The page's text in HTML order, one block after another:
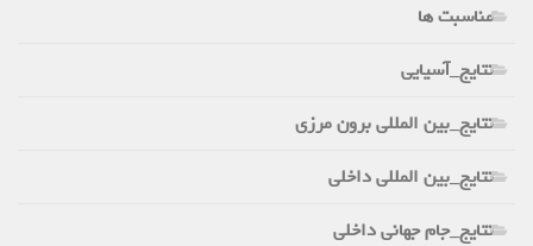
مناسبت ها
نتایج_آسیایی
نتایج_بین المللی برون مرزی
نتایج_بین المللی داخلی
نتایج_جام جهانی داخلی